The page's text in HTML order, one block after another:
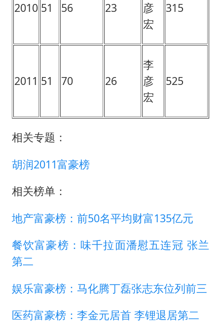
2010 51 56 23
彦
宏
315
2011 51 70 26
李
彦
宏
525
相关专题：
胡润2011富豪榜
相关榜单：
地产富豪榜：前50名平均财富135亿元
餐饮富豪榜：味千拉面潘慰五连冠 张兰
第二
娱乐富豪榜：马化腾丁磊张志东位列前三
医药富豪榜：李金元居首 李锂退居第二